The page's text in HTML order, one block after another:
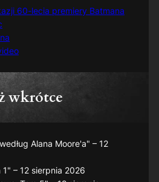
60-lecia premiery Batmana
wkrótce
Alana Moore'a" – 12
– 12 sierpnia 2026